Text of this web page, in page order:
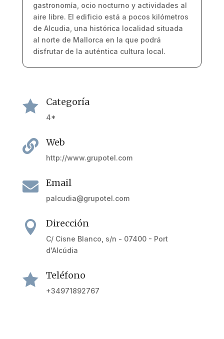
gastronomía, ocio nocturno y actividades al
aire libre. El edificio está a pocos kilómetros
de Alcudia, una histórica localidad situada
al norte de Mallorca en la que podrá
disfrutar de la auténtica cultura local.
 Categoría
4*
 Web
http://www.grupotel.com
 Email
palcudia@grupotel.com
 Dirección
C/ Cisne Blanco, s/n - 07400 - Port
d'Alcúdia
 Teléfono
+34971892767